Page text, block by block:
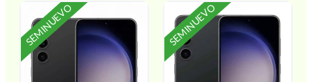
SEMINUEVO SEMINUEVO